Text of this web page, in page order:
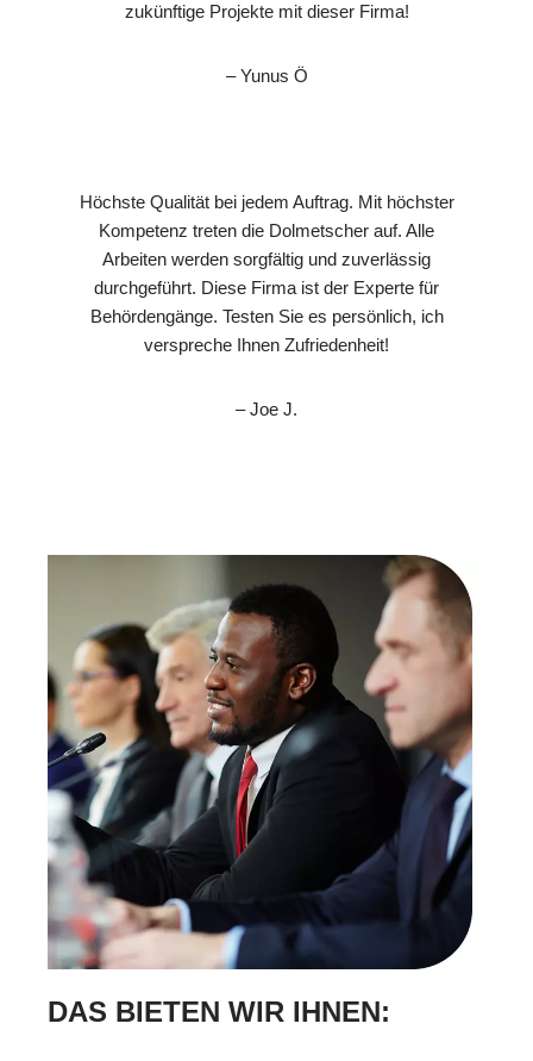
zukünftige Projekte mit dieser Firma!
– Yunus Ö
Höchste Qualität bei jedem Auftrag. Mit höchster
Kompetenz treten die Dolmetscher auf. Alle
Arbeiten werden sorgfältig und zuverlässig
durchgeführt. Diese Firma ist der Experte für
Behördengänge. Testen Sie es persönlich, ich
verspreche Ihnen Zufriedenheit!
– Joe J.
DAS BIETEN WIR IHNEN: